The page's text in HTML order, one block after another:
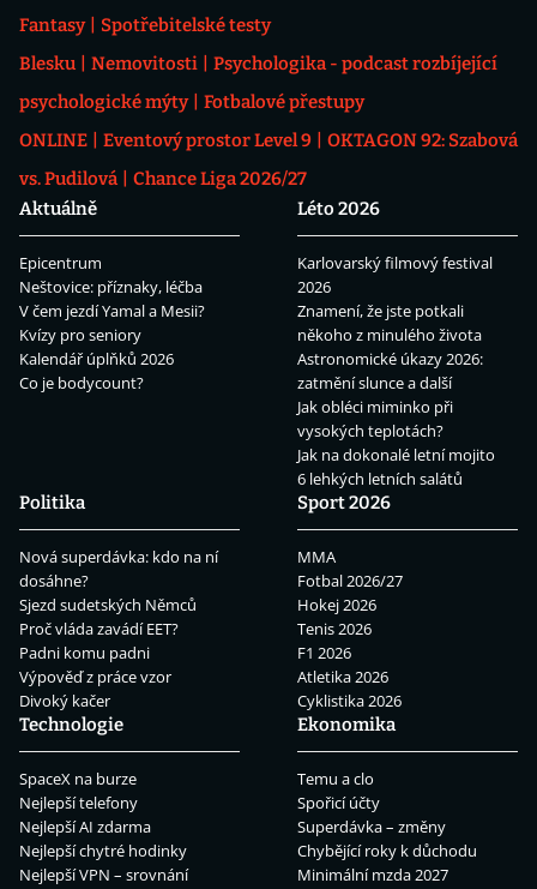
Fantasy
Spotřebitelské testy
Blesku
Nemovitosti
Psychologika - podcast rozbíjející
psychologické mýty
Fotbalové přestupy
ONLINE
Eventový prostor Level 9
OKTAGON 92: Szabová
vs. Pudilová
Chance Liga 2026/27
Aktuálně
Epicentrum
Neštovice: příznaky, léčba
V čem jezdí Yamal a Mesii?
Kvízy pro seniory
Kalendář úplňků 2026
Co je bodycount?
Léto 2026
Karlovarský filmový festival
2026
Znamení, že jste potkali
někoho z minulého života
Astronomické úkazy 2026:
zatmění slunce a další
Jak obléci miminko při
vysokých teplotách?
Jak na dokonalé letní mojito
6 lehkých letních salátů
Politika
Nová superdávka: kdo na ní
dosáhne?
Sjezd sudetských Němců
Proč vláda zavádí EET?
Padni komu padni
Výpověď z práce vzor
Divoký kačer
Sport 2026
MMA
Fotbal 2026/27
Hokej 2026
Tenis 2026
F1 2026
Atletika 2026
Cyklistika 2026
Technologie
SpaceX na burze
Nejlepší telefony
Nejlepší AI zdarma
Nejlepší chytré hodinky
Nejlepší VPN – srovnání
Ekonomika
Temu a clo
Spořicí účty
Superdávka – změny
Chybějící roky k důchodu
Minimální mzda 2027